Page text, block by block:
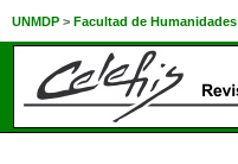
UNMDP > Facultad de Humanidades